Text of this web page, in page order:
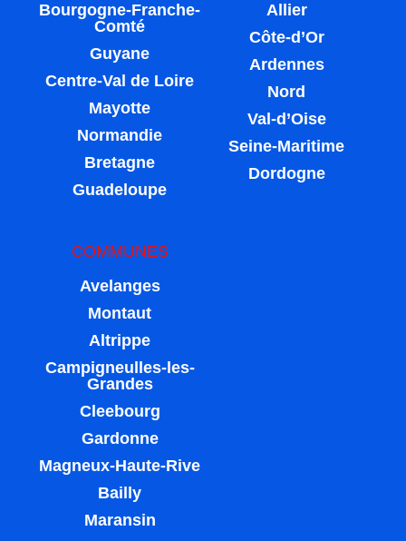
Bourgogne-Franche-
Comté
Guyane
Centre-Val de Loire
Mayotte
Normandie
Bretagne
Guadeloupe
Allier
Côte-d’Or
Ardennes
Nord
Val-d’Oise
Seine-Maritime
Dordogne
COMMUNES
Avelanges
Montaut
Altrippe
Campigneulles-les-
Grandes
Cleebourg
Gardonne
Magneux-Haute-Rive
Bailly
Maransin